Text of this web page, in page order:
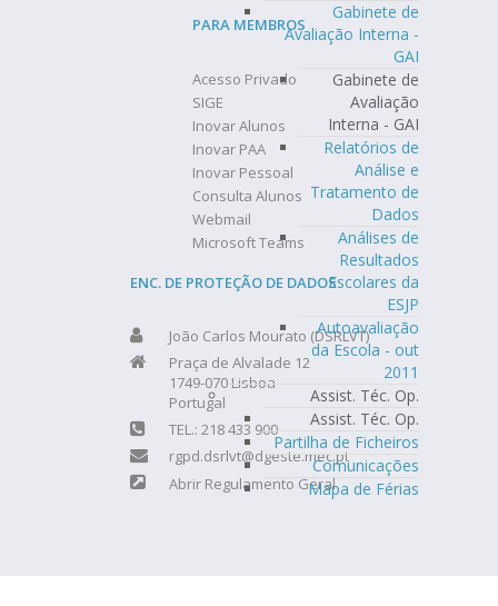
Gabinete de
Avaliação Interna -
GAI
Gabinete de
Avaliação
Interna - GAI
Relatórios de
Análise e
Tratamento de
Dados
Análises de
Resultados
Escolares da
ESJP
Autoavaliação
da Escola - out
2011
Assist. Téc. Op.
Assist. Téc. Op.
Partilha de Ficheiros
Comunicações
Mapa de Férias
PARA MEMBROS
Acesso Privado
SIGE
Inovar Alunos
Inovar PAA
Inovar Pessoal
Consulta Alunos
Webmail
Microsoft Teams
ENC. DE PROTEÇÃO DE DADOS
João Carlos Mourato (DSRLVT)
Praça de Alvalade 12
1749-070 Lisboa
Portugal
TEL.: 218 433 900
rgpd.dsrlvt@dgeste.mec.pt
Abrir Regulamento Geral